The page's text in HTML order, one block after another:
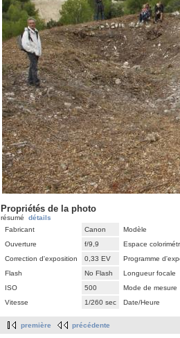
Propriétés de la photo
résumé détails
Fabricant
Canon
Modèle
Ouverture
f/9,9
Espace
Correction d'exposition
0,33 EV
Programme
Flash
No Flash
Longueur focale
ISO
500
Mode de mesure
Vitesse
1/260 sec Date/Heure
première précédente